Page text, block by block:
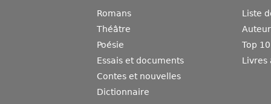
Romans
Théâtre
Poésie
Essais et documents
Contes et nouvelles
Dictionnaire
Liste
Top
Livres